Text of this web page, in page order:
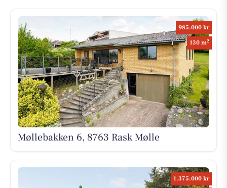
985.000 kr
130 m2
Møllebakken 6, 8763 Rask Mølle
1.375.000 kr